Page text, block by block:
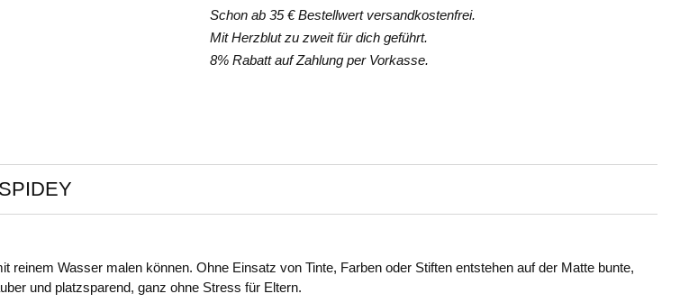
Schon ab 35 € Bestellwert versandkostenfrei.
Mit Herzblut zu zweit für dich geführt.
8% Rabatt auf Zahlung per Vorkasse.
Wasser malen können. Ohne Einsatz von Tinte, Farben oder Stiften entstehen auf der Matte bunte,
und platzsparend, ganz ohne Stress für Eltern.